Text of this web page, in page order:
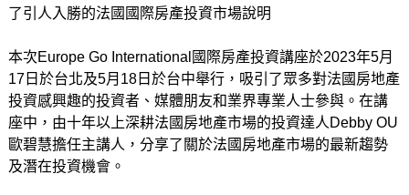
了引人入勝的法國國際房產投資市場說明
本次Europe Go International國際房產投資講座於2023年5月
17日於台北及5月18日於台中舉行，吸引了眾多對法國房地產
投資感興趣的投資者、媒體朋友和業界專業人士參與。在講
座中，由十年以上深耕法國房地產市場的投資達人Debby OU
歐碧慧擔任主講人，分享了關於法國房地產市場的最新趨勢
及潛在投資機會。